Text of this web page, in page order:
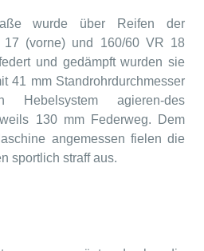
wurde über Reifen der
17 (vorne) und 160/60 VR 18
und gedämpft wurden sie
41 mm Standrohrdurchmesser
agieren-des
130 mm Federweg. Dem
angemessen fielen die
sportlich straff aus.